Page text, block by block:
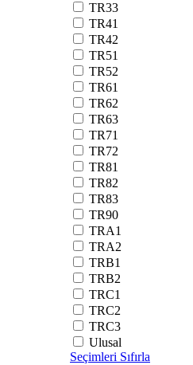
TR33
TR41
TR42
TR51
TR52
TR61
TR62
TR63
TR71
TR72
TR81
TR82
TR83
TR90
TRA1
TRA2
TRB1
TRB2
TRC1
TRC2
TRC3
Ulusal
Seçimleri Sıfırla